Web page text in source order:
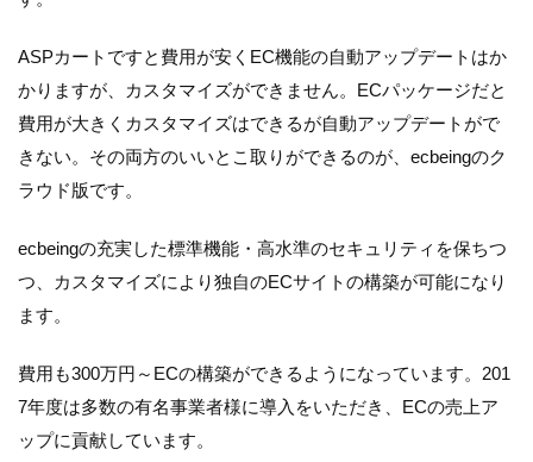
ASPカートですと費用が安くEC機能の自動アップデートはか
かりますが、カスタマイズができません。ECパッケージだと
費用が大きくカスタマイズはできるが自動アップデートがで
きない。その両方のいいとこ取りができるのが、ecbeingのク
ラウド版です。
ecbeingの充実した標準機能・高水準のセキュリティを保ちつ
つ、カスタマイズにより独自のECサイトの構築が可能になり
ます。
費用も300万円～ECの構築ができるようになっています。201
7年度は多数の有名事業者様に導入をいただき、ECの売上ア
ップに貢献しています。